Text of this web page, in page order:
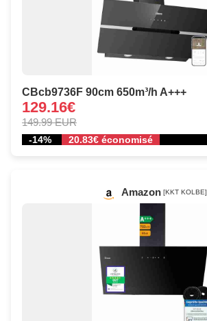
CBcb9736F 90cm 650m³/h A+++
129.16€
149.99 EUR
-14% 20.83€ économisé
Amazon [KKT KOLBE]